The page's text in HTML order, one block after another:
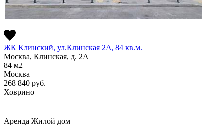
ЖК Клинский, ул.Клинская 2А, 84 кв.м.
Москва, Клинская, д. 2А
84 м2
Москва
268 840 руб.
Ховрино
Аренда Жилой дом